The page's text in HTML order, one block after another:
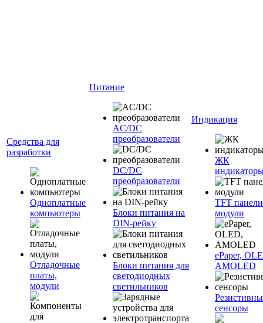
Средства для
разработки
Одноплатные
компьютеры
Отладочные
платы,
модули
Питание
AC/DC
преобразователи
DC/DC
преобразователи
Блоки питания на
DIN-рейку
Блоки питания для
светодиодных
светильников
Индикация
ЖК
TFT
модули
ePaper,
AMOLED
сенсоры